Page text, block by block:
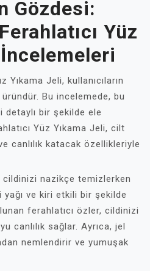
Gözdesi:
Yüz
Yıkama Jeli, kullanıcıların
Bu incelemede, bu
detaylı bir şekilde ele
Yüz Yıkama Jeli, cilt
canlılık katacak özellikleriyle
cildinizi nazikçe temizlerken
yağı ve kiri etkili bir şekilde
ferahlatıcı özler, cildinizi
canlılık sağlar. Ayrıca, jel
nemlendirir ve yumuşak